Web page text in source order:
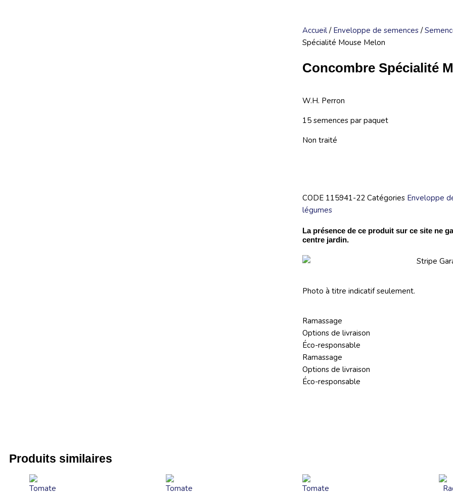
Accueil / Enveloppe de semences /
Spécialité Mouse Melon
Concombre Spécialité
W.H. Perron
15 semences par paquet
Non traité
CODE 115941-22 Catégories Enveloppe
légumes
La présence de ce produit sur ce site ne
centre jardin.
Photo à titre indicatif seulement.
Ramassage
Options de livraison
Éco-responsable
Ramassage
Options de livraison
Éco-responsable
Produits similaires